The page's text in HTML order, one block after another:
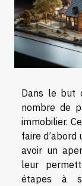
Dans le but
nombre de
immobilier.
faire
avoir un
leur
étapes à